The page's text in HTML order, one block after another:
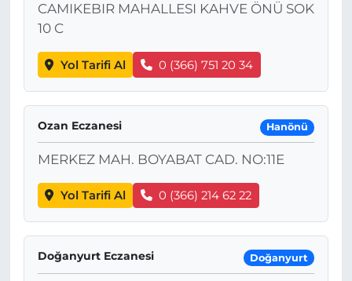
CAMIKEBIR MAHALLESI KAHVE ÖNÜ SOK
10 C
Yol Tarifi Al 0 (366) 751 20 34
Ozan Eczanesi Hanönü
MERKEZ MAH. BOYABAT CAD. NO:11E
Yol Tarifi Al 0 (366) 214 62 22
Doğanyurt Eczanesi Doğanyurt